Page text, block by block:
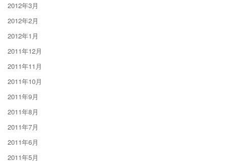
2012年3月
2012年2月
2012年1月
2011年12月
2011年11月
2011年10月
2011年9月
2011年8月
2011年7月
2011年6月
2011年5月